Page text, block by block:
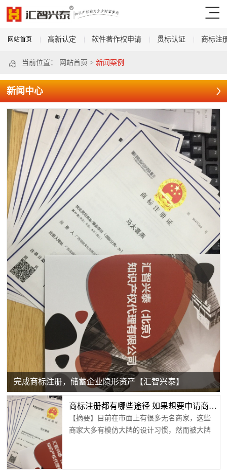
网站首页 高新认定 软件著作权申请 贯标认证 商标注
当前位置： 网站首页 > 新闻案例
新闻中心
完成商标注册，储蓄企业隐形资产【汇智兴泰】
商标注册都有哪些途径 如果想要申请商标注册需要了解什么【汇智兴泰】
【摘要】目前在市面上有很多无名商家，这些
商家大多有模仿大牌的设计习惯，然而被大牌